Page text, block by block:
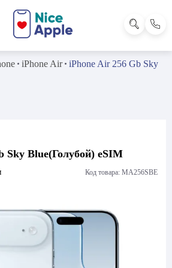
iPhone Air
iPhone Air 256 Gb Sky
Sky Blue(Голубой) eSIM
Код товара: MA256SBE